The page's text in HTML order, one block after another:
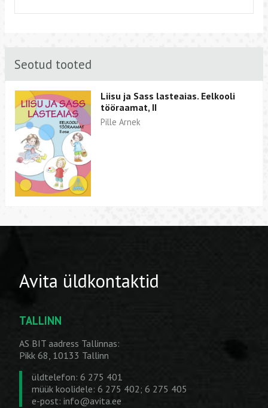
Seotud tooted
Liisu ja Sass lasteaias. Eelkooli
tööraamat, II
Pille Arnek
Avita üldkontaktid
TALLINN
AS BIT aadress Tallinnas:
Pikk 68, 10133 Tallinn
üldtelefon: 6 275 401
müük koolidele: 6 275 402; 6 275 405
e-post: info@avita.ee